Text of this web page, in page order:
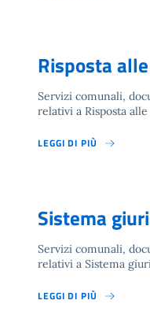
Risposta
Servizi comunali,
relativi a Risposta
LEGGI DI PIÙ
Sistema
Servizi comunali,
relativi a Sistema
LEGGI DI PIÙ